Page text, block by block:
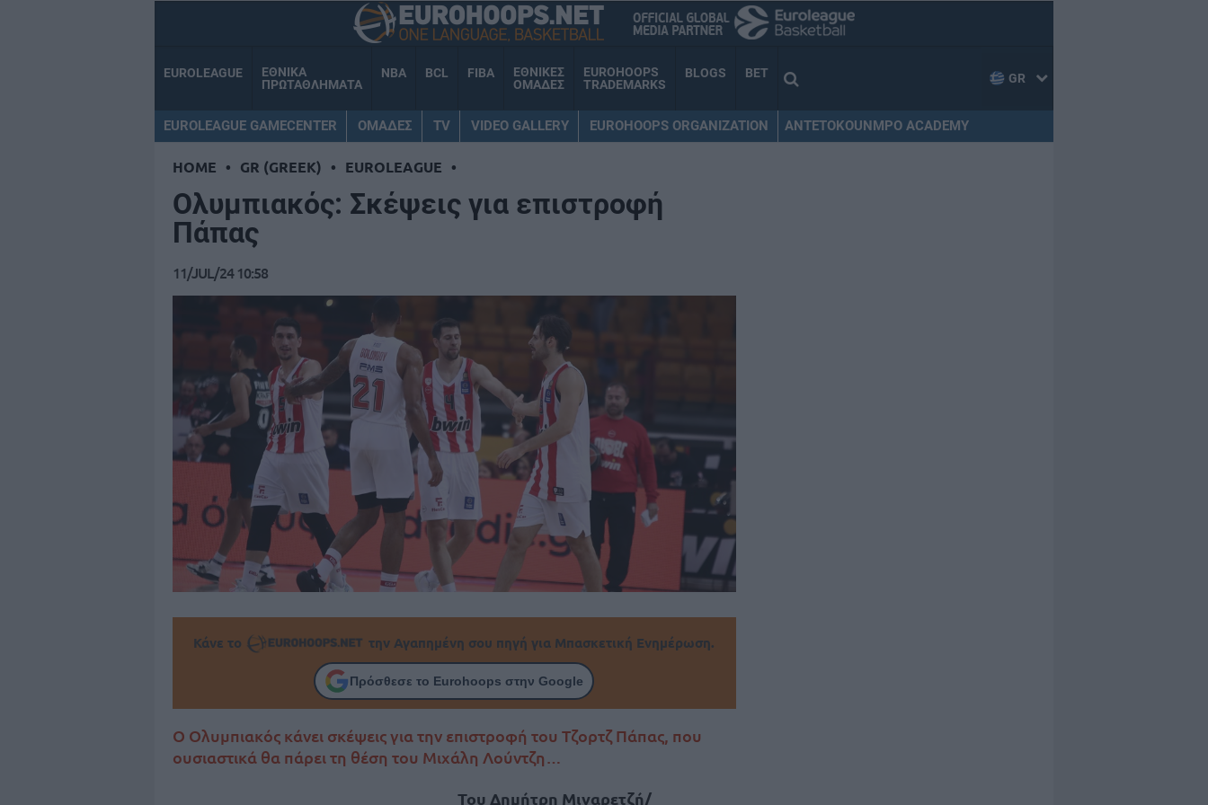
EUROLEAGUE
ΕΘΝΙΚΑ
ΠΡΩΤΑΘΛΗΜΑΤΑ
NBA BCL FIBA
ΕΘΝΙΚΕΣ
ΟΜΑΔΕΣ
EUROHOOPS
TRADEMARKS
BLOGS BET GR
EUROLEAGUE GAMECENTER ΟΜΑΔΕΣ TV VIDEO GALLERY EUROHOOPS ORGANIZATION ANTETOKOUNMPO ACADEMY
HOME • GR (GREEK) • EUROLEAGUE •
Ολυμπιακός: Σκέψεις για επιστροφή
Πάπας
11/JUL/24 10:58
Κάνε το την Αγαπημένη σου πηγή για Μπασκετική Ενημέρωση.
Πρόσθεσε το Eurohoops στην Google
Ο Ολυμπιακός κάνει σκέψεις για την επιστροφή του Τζορτζ Πάπας, που
ουσιαστικά θα πάρει τη θέση του Μιχάλη Λούντζη…
Του Δημήτρη Μιναρετζή/